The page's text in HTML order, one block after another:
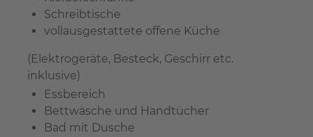
Schreibtische
vollausgestattete offene Küche
(Elektrogeräte, Besteck, Geschirr etc.
inklusive)
Essbereich
Bettwäsche und Handtücher
Bad mit Dusche